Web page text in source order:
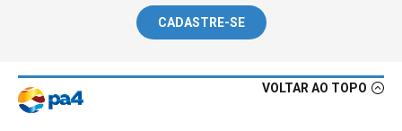
CADASTRE-SE
VOLTAR AO TOPO